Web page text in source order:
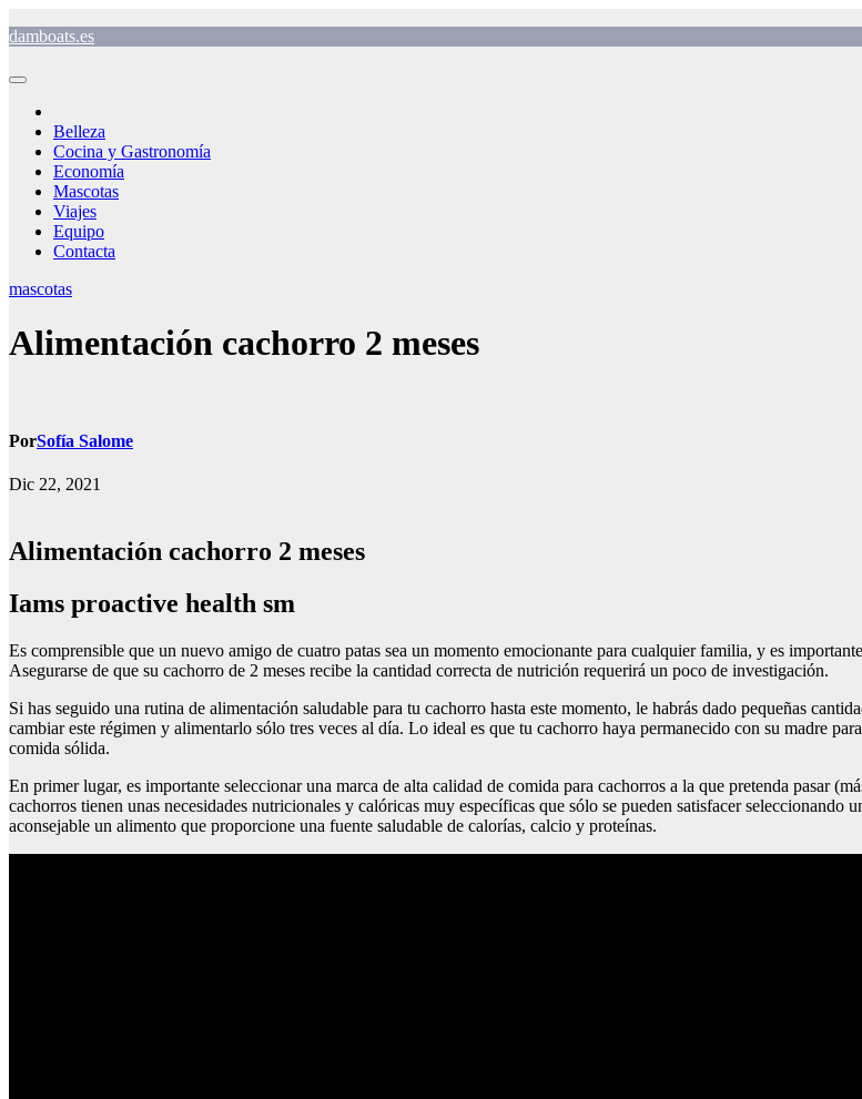
al
damboats.es
Belleza
Cocina y Gastronomía
Economía
Mascotas
Viajes
Equipo
Contacta
mascotas
Alimentación cachorro 2 meses
PorSofía Salome
Dic 22, 2021
Alimentación cachorro 2 meses
Iams proactive health sm
Es comprensible que un nuevo amigo de cuatro patas sea un momento emocionante para cualquier familia, y es
Asegurarse de que su cachorro de 2 meses recibe la cantidad correcta de nutrición requerirá un poco de investigación.
Si has seguido una rutina de alimentación saludable para tu cachorro hasta este momento, le habrás dado pequeñas
cambiar este régimen y alimentarlo sólo tres veces al día. Lo ideal es que tu cachorro haya permanecido con su madre
comida sólida.
En primer lugar, es importante seleccionar una marca de alta calidad de comida para cachorros a la que pretenda pasar
cachorros tienen unas necesidades nutricionales y calóricas muy específicas que sólo se pueden satisfacer seleccionando
aconsejable un alimento que proporcione una fuente saludable de calorías, calcio y proteínas.